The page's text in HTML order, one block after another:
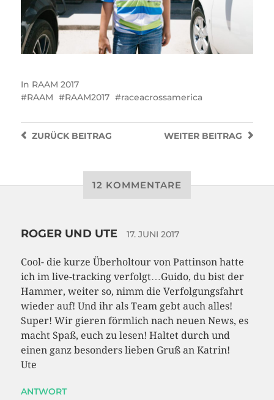
In RAAM 2017
RAAM
RAAM2017 raceacrossamerica
WEITER BEITRAG
ZURÜCKBEITRAG
12 KOMMENTARE
ROGER UND UTE 17. JUNI 2017
Cool- die kurze Überholtour von Pattinson hatte
ich im live-tracking verfolgt…Guido, du bist der
Hammer, weiter so, nimm die Verfolgungsfahrt
wieder auf! Und ihr als Team gebt auch alles!
Super! Wir gieren förmlich nach neuen News, es
macht Spaß, euch zu lesen! Haltet durch und
einen ganz besonders lieben Gruß an Katrin!
Ute
ANTWORT